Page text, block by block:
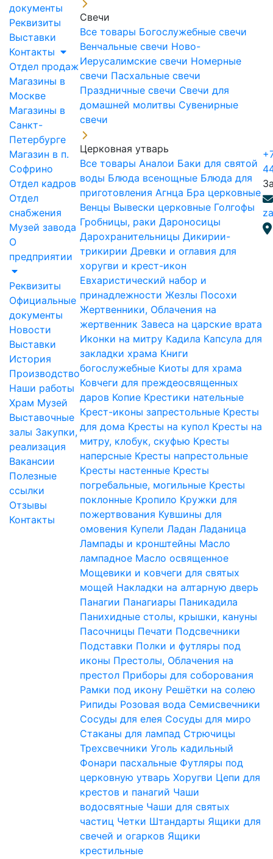
документы
Реквизиты
Выставки
Контакты
Отдел продаж
Магазины в
Москве
Магазины в
Санкт-
Петербурге
Магазин в п.
Софрино
Отдел кадров
Отдел
снабжения
Музей завода
О
предприятии
Реквизиты
Официальные
документы
Новости
Выставки
История
Производство
Наши работы
Храм Музей
Выставочные
залы Закупки,
реализация
Вакансии
Полезные
ссылки
Отзывы
Контакты
Свечи
Все товары Богослужебные свечи
Венчальные свечи Ново-
Иерусалимские свечи Номерные
свечи Пасхальные свечи
Праздничные свечи Свечи для
домашней молитвы Сувенирные
свечи
Церковная утварь
Все товары Аналои Баки для святой
воды Блюда всенощные Блюда для
приготовления Агнца Бра церковные
Венцы Вывески церковные Голгофы
Гробницы, раки Дароносицы
Дарохранительницы Дикирии-
трикирии Древки и оглавия для
хоругви и крест-икон
Евхаристический набор и
принадлежности Жезлы Посохи
Жертвенники, Облачения на
жертвенник Завеса на царские врата
Иконки на митру Кадила Капсула для
закладки храма Книги
богослужебные Киоты для храма
Ковчеги для преждеосвященных
даров Копие Крестики нательные
Крест-иконы запрестольные Кресты
для дома Кресты на купол Кресты на
митру, клобук, скуфью Кресты
наперсные Кресты напрестольные
Кресты настенные Кресты
погребальные, могильные Кресты
поклонные Кропило Кружки для
пожертвования Кувшины для
омовения Купели Ладан Ладаница
Лампады и кронштейны Масло
лампадное Масло освященное
Мощевики и ковчеги для святых
мощей Накладки на алтарную дверь
Панагии Панагиары Паникадила
Панихидные столы, крышки, кануны
Пасочницы Печати Подсвечники
Подставки Полки и футляры под
иконы Престолы, Облачения на
престол Приборы для соборования
Рамки под икону Решётки на солею
Рипиды Розовая вода Семисвечники
Сосуды для елея Сосуды для миро
Стаканы для лампад Стрючицы
Трехсвечники Уголь кадильный
Фонари пасхальные Футляры под
церковную утварь Хоругви Цепи для
крестов и панагий Чаши
водосвятные Чаши для святых
частиц Четки Штандарты Ящики для
свечей и огарков Ящики
крестильные